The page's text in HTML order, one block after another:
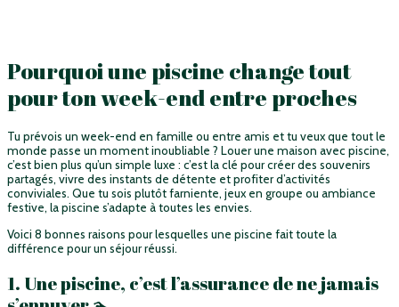
Pourquoi une piscine change tout
pour ton week-end entre proches
Tu prévois un week-end en famille ou entre amis et tu veux que tout le
monde passe un moment inoubliable ? Louer une maison avec piscine,
c’est bien plus qu’un simple luxe : c’est la clé pour créer des souvenirs
partagés, vivre des instants de détente et profiter d’activités
conviviales. Que tu sois plutôt farniente, jeux en groupe ou ambiance
festive, la piscine s’adapte à toutes les envies.
Voici 8 bonnes raisons pour lesquelles une piscine fait toute la
différence pour un séjour réussi.
1. Une piscine, c’est l’assurance de ne jamais